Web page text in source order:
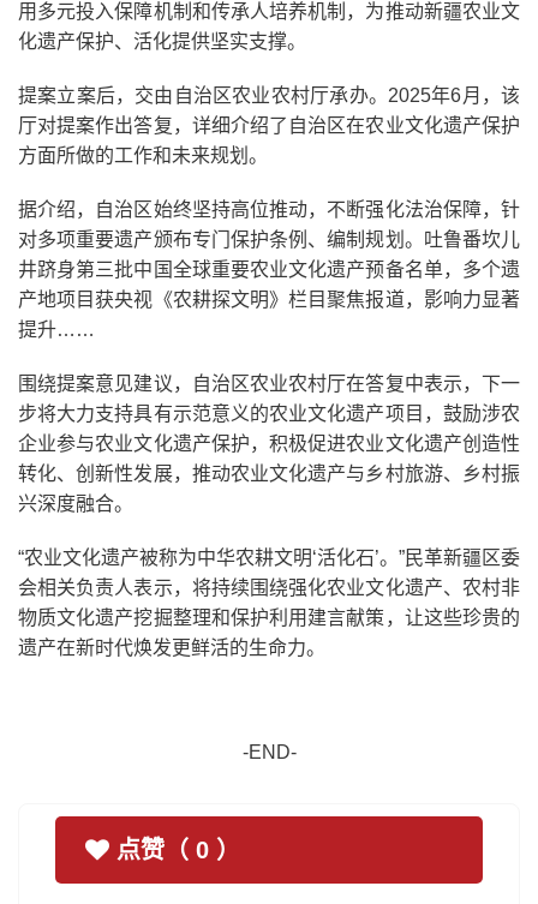
用多元投入保障机制和传承人培养机制，为推动新疆农业文
化遗产保护、活化提供坚实支撑。
提案立案后，交由自治区农业农村厅承办。2025年6月，该
厅对提案作出答复，详细介绍了自治区在农业文化遗产保护
方面所做的工作和未来规划。
据介绍，自治区始终坚持高位推动，不断强化法治保障，针
对多项重要遗产颁布专门保护条例、编制规划。吐鲁番坎儿
井跻身第三批中国全球重要农业文化遗产预备名单，多个遗
产地项目获央视《农耕探文明》栏目聚焦报道，影响力显著
提升……
围绕提案意见建议，自治区农业农村厅在答复中表示，下一
步将大力支持具有示范意义的农业文化遗产项目，鼓励涉农
企业参与农业文化遗产保护，积极促进农业文化遗产创造性
转化、创新性发展，推动农业文化遗产与乡村旅游、乡村振
兴深度融合。
“农业文化遗产被称为中华农耕文明‘活化石’。”民革新疆区委
会相关负责人表示，将持续围绕强化农业文化遗产、农村非
物质文化遗产挖掘整理和保护利用建言献策，让这些珍贵的
遗产在新时代焕发更鲜活的生命力。
-END-
点赞（ 0 ）